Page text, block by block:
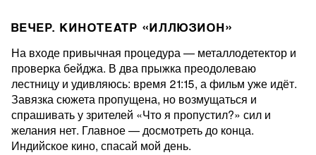
ВЕЧЕР. КИНОТЕАТР «ИЛЛЮЗИОН»
На входе привычная процедура — металлодетектор и
проверка бейджа. В два прыжка преодолеваю
лестницу и удивляюсь: время 21:15, а фильм уже идёт.
Завязка сюжета пропущена, но возмущаться и
спрашивать у зрителей «Что я пропустил?» сил и
желания нет. Главное — досмотреть до конца.
Индийское кино, спасай мой день.